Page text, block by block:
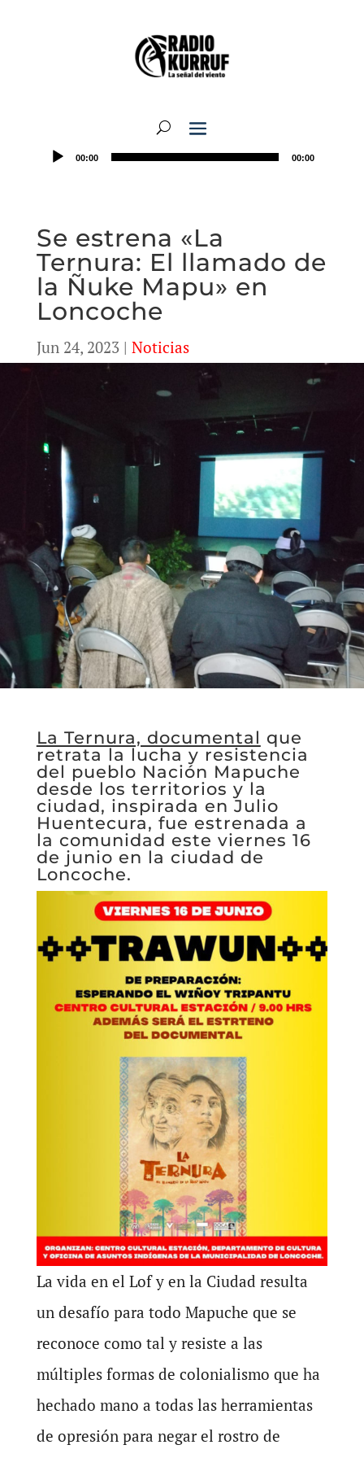
00:00 00:00
Se estrena «La
Ternura: El llamado de
la Ñuke Mapu» en
Loncoche
Jun 24, 2023| Noticias
La Ternura, documental que
retrata la lucha y resistencia
del pueblo Nación Mapuche
desde los territorios y la
ciudad, inspirada en Julio
Huentecura, fue estrenada a
la comunidad este viernes 16
de junio en la ciudad de
Loncoche.
La vida en el Lof y en la Ciudad resulta
un desafío para todo Mapuche que se
reconoce como tal y resiste a las
múltiples formas de colonialismo que ha
hechado mano a todas las herramientas
de opresión para negar el rostro de